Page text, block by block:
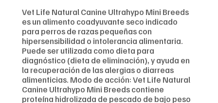
Vet Life Natural Canine Ultrahypo Mini Breeds
es un alimento coadyuvante seco indicado
para perros de razas pequeñas con
hipersensibilidad o intolerancia alimentaria.
Puede ser utilizada como dieta para
diagnóstico (dieta de eliminación), y ayuda en
la recuperación de las alergias o diarreas
alimenticias. Modo de acción: Vet Life Natural
Canine Ultrahypo Mini Breeds contiene
proteína hidrolizada de pescado de bajo peso